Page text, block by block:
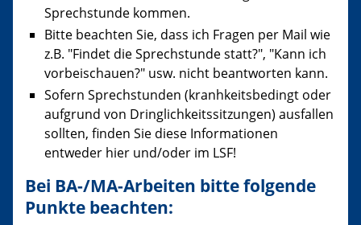
Sprechstunde kommen.
Bitte beachten Sie, dass ich Fragen per Mail wie
z.B. "Findet die Sprechstunde statt?", "Kann ich
vorbeischauen?" usw. nicht beantworten kann.
Sofern Sprechstunden (kranhkeitsbedingt oder
aufgrund von Dringlichkeitssitzungen) ausfallen
sollten, finden Sie diese Informationen
entweder hier und/oder im LSF!
Bei BA-/MA-Arbeiten bitte folgende
Punkte beachten: